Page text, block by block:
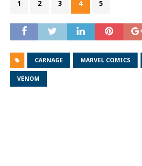
1 2 3 4 5
CARNAGE MARVEL COMICS
VENOM